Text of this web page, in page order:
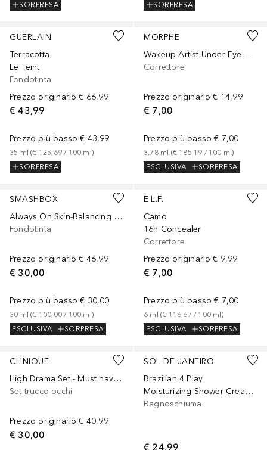
SORPRESA
SORPRESA
GUERLAIN
Terracotta
Le Teint
Fondotinta
Prezzo originario € 66,99
€ 43,99
Prezzo più basso € 43,99
35 ml (€ 125,69 / 100 ml )
SORPRESA
+24
MORPHE
Wakeup Artist Under Eye Correcting Concealer
Correttore
Prezzo originario € 14,99
€ 7,00
Prezzo più basso € 7,00
3.78 ml (€ 185,19 / 100 ml)
ESCLUSIVA
SORPRESA
+20
SMASHBOX
Always On Skin-Balancing Foundation
Fondotinta
Prezzo originario € 46,99
€ 30,00
Prezzo più basso € 30,00
30 ml (€ 100,00 / 100 ml )
ESCLUSIVA
SORPRESA
+15
E.L.F.
Camo
16h Concealer
Correttore
Prezzo originario € 9,99
€ 7,00
Prezzo più basso € 7,00
6 ml (€ 116,67 / 100 ml )
ESCLUSIVA
SORPRESA
+21
CLINIQUE
High Drama Set - Must have occhi
Set trucco occhi
Prezzo originario € 40,99
€ 30,00
SOL DE JANEIRO
Brazilian 4 Play
Moisturizing Shower Cream-Gel
Bagnoschiuma
€ 24,99